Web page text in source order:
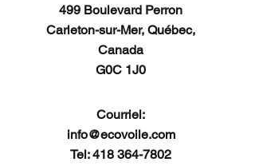
499 Boulevard Perron
Carleton-sur-Mer, Québec,
Canada
G0C 1J0
Courriel:
info@ecovoile.com
Tel: 418 364-7802